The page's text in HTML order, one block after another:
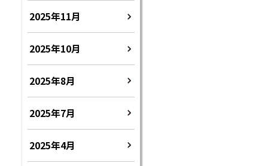
2025年11月
2025年10月
2025年8月
2025年7月
2025年4月